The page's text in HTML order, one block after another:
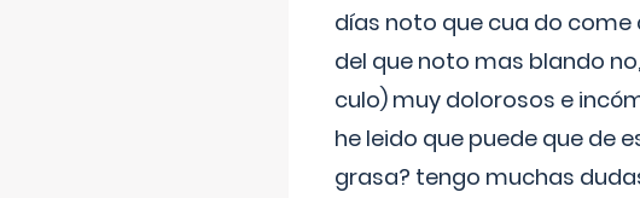
días noto que cua do come
del que noto mas blando
culo) muy dolorosos e
he leido que puede que de
grasa? tengo muchas